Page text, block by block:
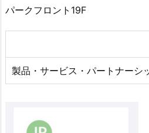
パークフロント19F
製品・サービス・パートナーシ